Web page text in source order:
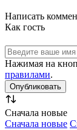
Написать
Как гость
Нажимая на
правилами.
Сначала новые
Сначала новые